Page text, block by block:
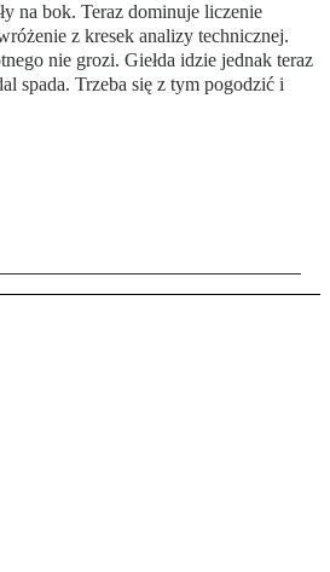
na bok. Teraz dominuje liczenie
z kresek analizy technicznej.
nie grozi. Giełda idzie jednak teraz
spada. Trzeba się z tym pogodzić i